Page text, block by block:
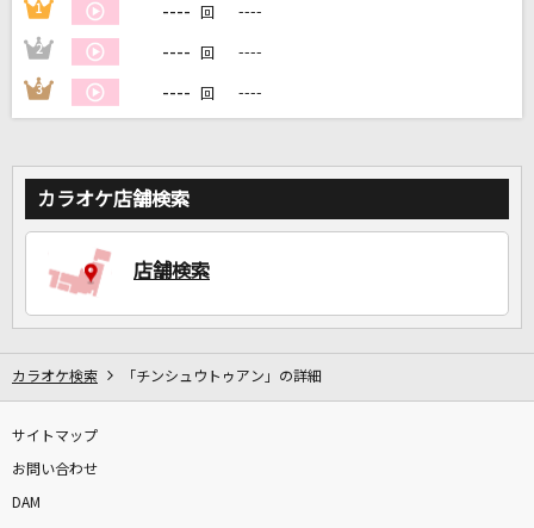
iLiFE!
カラオケをもっと楽しもう！
1 ---- 回 ----
2 ---- 回 ----
3 ---- 回 ----
カラオケ店舗検索
店舗検索
カラオケ検索 「チンシュウトゥアン」の詳細
サイトマップ
お問い合わせ
DAM